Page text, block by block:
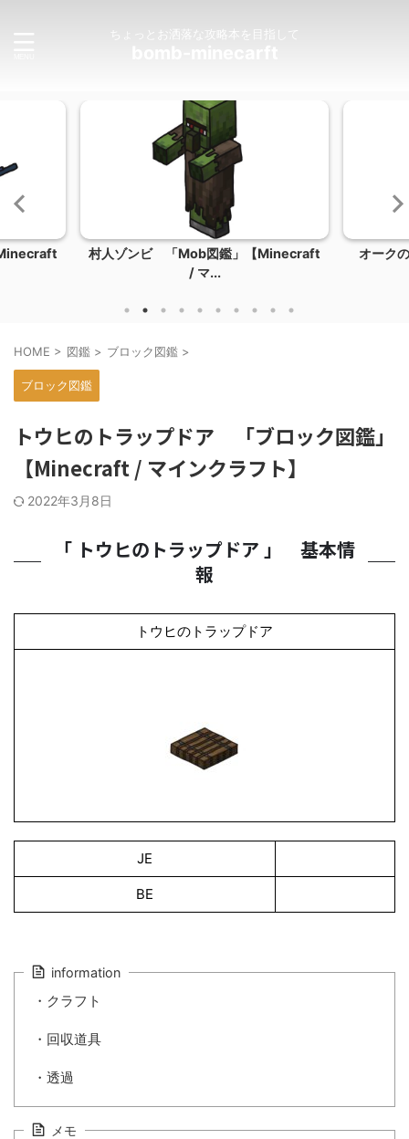
ちょっとお洒落な攻略本を目指して
村人ゾンビ 「Mob図鑑」【Minecraft
/ マ...
オーク
HOME > 図鑑 > ブロック図鑑 >
ブロック図鑑
トウヒのトラップドア 「ブロック図鑑」
【Minecraft / マインクラフト】
2022年3月8日
「 トウヒのトラップドア 」 基本情
報
トウヒのトラップドア
JE
BE
information
・クラフト
・回収道具
・透過
メモ